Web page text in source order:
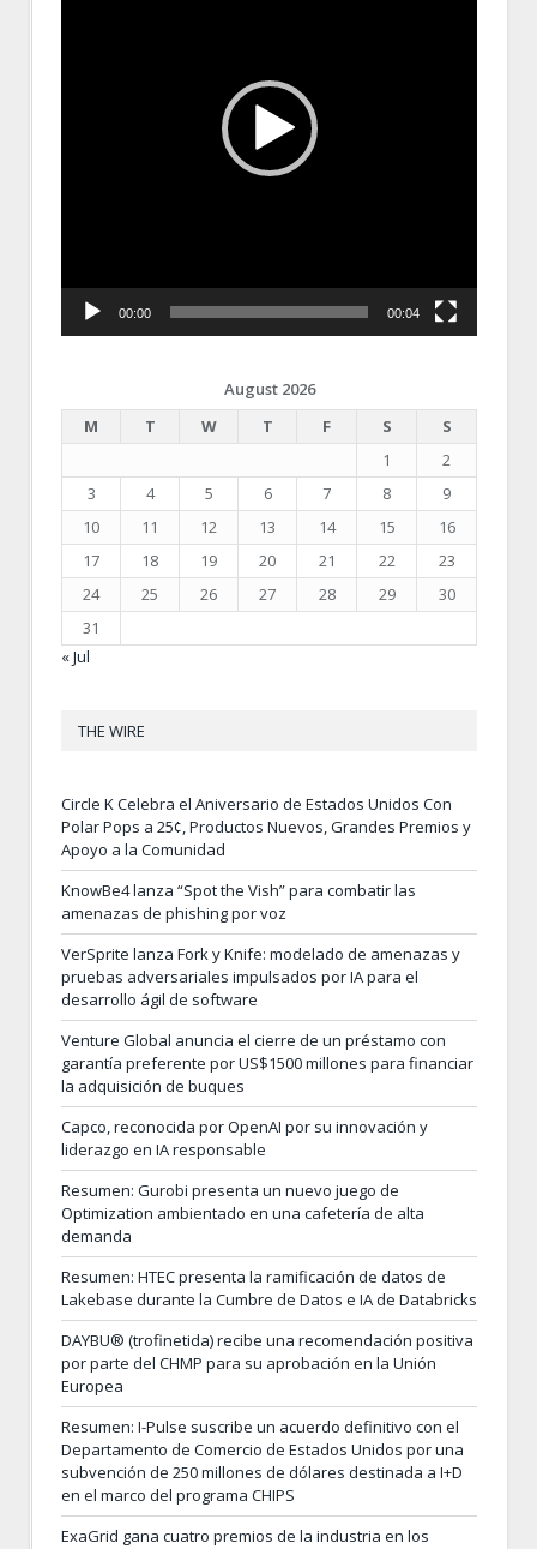
00:00 00:04
August 2026
M
T W T F S
S
1
2
3
4 5 6 7 8
9
10
11 12 13 14 15
16
17
18 19 20 21 22
23
24
25 26 27 28 29
30
31
« Jul
THE WIRE
Circle K Celebra el Aniversario de Estados Unidos Con
Polar Pops a 25¢, Productos Nuevos, Grandes Premios y
Apoyo a la Comunidad
KnowBe4 lanza “Spot the Vish” para combatir las
amenazas de phishing por voz
VerSprite lanza Fork y Knife: modelado de amenazas y
pruebas adversariales impulsados por IA para el
desarrollo ágil de software
Venture Global anuncia el cierre de un préstamo con
garantía preferente por US$1500 millones para financiar
la adquisición de buques
Capco, reconocida por OpenAI por su innovación y
liderazgo en IA responsable
Resumen: Gurobi presenta un nuevo juego de
Optimization ambientado en una cafetería de alta
demanda
Resumen: HTEC presenta la ramificación de datos de
Lakebase durante la Cumbre de Datos e IA de Databricks
DAYBU® (trofinetida) recibe una recomendación positiva
por parte del CHMP para su aprobación en la Unión
Europea
Resumen: I-Pulse suscribe un acuerdo definitivo con el
Departamento de Comercio de Estados Unidos por una
subvención de 250 millones de dólares destinada a I+D
en el marco del programa CHIPS
ExaGrid gana cuatro premios de la industria en los